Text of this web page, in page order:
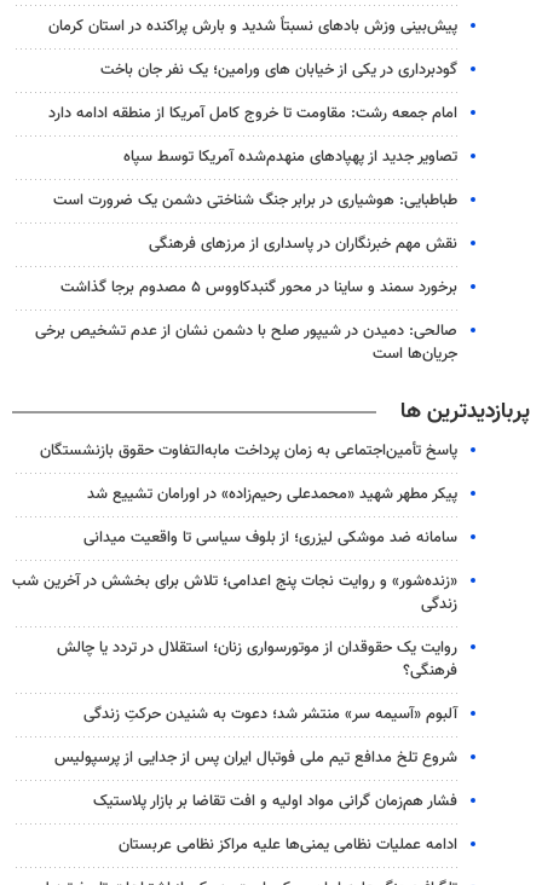
پیش‌بینی وزش بادهای نسبتاً شدید و بارش پراکنده در استان کرمان
گودبرداری در یکی از خیابان های ورامین؛ یک نفر جان باخت
امام جمعه رشت: مقاومت تا خروج کامل آمریکا از منطقه ادامه دارد
تصاویر جدید از پهپادهای منهدم‌شده آمریکا توسط سپاه
طباطبایی: هوشیاری در برابر جنگ شناختی دشمن یک ضرورت است
نقش مهم خبرنگاران در پاسداری از مرزهای فرهنگی
برخورد سمند و ساینا در محور گنبدکاووس ۵ مصدوم برجا گذاشت
صالحی: دمیدن در شیپور صلح با دشمن نشان از عدم تشخیص برخی
جریان‌ها است
پربازدیدترین ها
پاسخ تأمین‌اجتماعی به زمان پرداخت مابه‌التفاوت حقوق بازنشستگان
پیکر مطهر شهید «محمدعلی رحیم‌زاده» در اورامان تشییع شد
سامانه ضد موشکی لیزری؛ از بلوف سیاسی تا واقعیت میدانی
«زنده‌شور» و روایت نجات پنج اعدامی؛ تلاش برای بخشش در آخرین شب
زندگی
روایت یک حقوقدان از موتورسواری زنان؛ استقلال در تردد یا چالش
فرهنگی؟
آلبوم «آسیمه سر» منتشر شد؛ دعوت به شنیدن حرکتِ زندگی
شروع تلخ مدافع تیم ملی فوتبال ایران پس از جدایی از پرسپولیس
فشار هم‌زمان گرانی مواد اولیه و افت تقاضا بر بازار پلاستیک
ادامه عملیات نظامی یمنی‌ها علیه مراکز نظامی عربستان